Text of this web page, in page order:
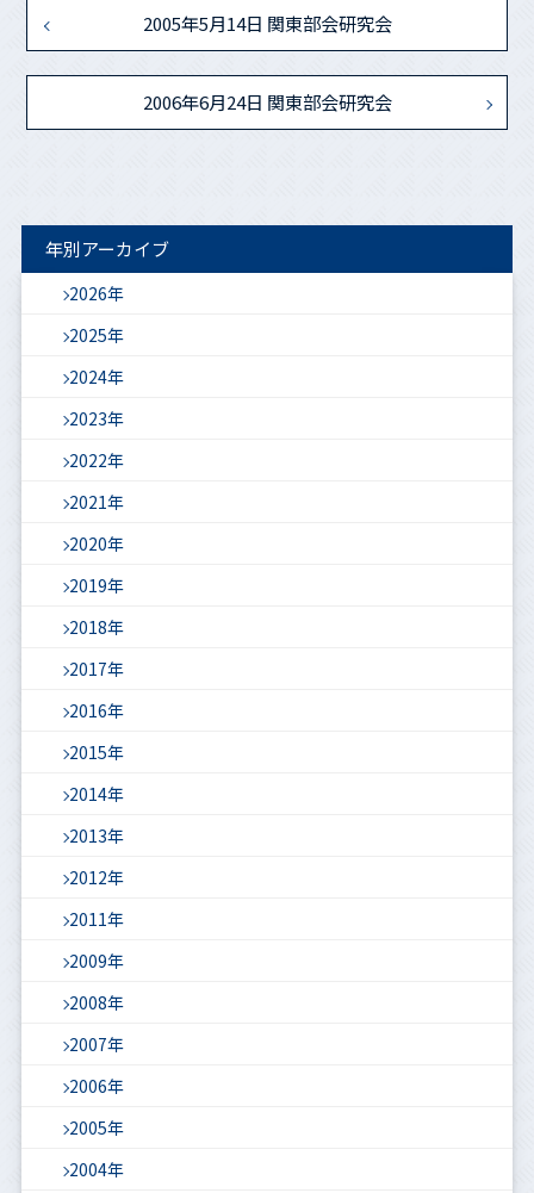
2005年5月14日 関東部会研究会
2006年6月24日 関東部会研究会
年別アーカイブ
2026年
2025年
2024年
2023年
2022年
2021年
2020年
2019年
2018年
2017年
2016年
2015年
2014年
2013年
2012年
2011年
2009年
2008年
2007年
2006年
2005年
2004年